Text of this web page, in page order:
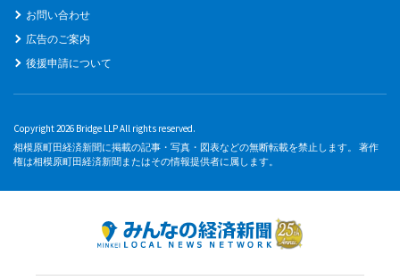
お問い合わせ
広告のご案内
後援申請について
Copyright 2026 Bridge LLP All rights reserved.
相模原町田経済新聞に掲載の記事・写真・図表などの無断転載を禁止します。 著作
権は相模原町田経済新聞またはその情報提供者に属します。